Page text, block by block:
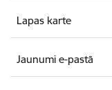
Lapas karte
Jaunumi e-pastā